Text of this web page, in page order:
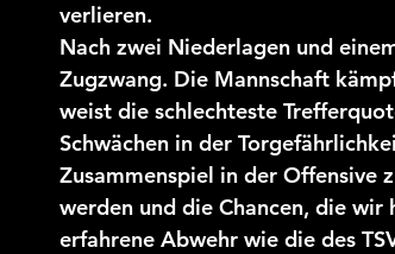
JSG D-Jugend
verlieren.
Nach zwei Niederlagen und
Zugzwang. Die Mannschaft
weist die schlechteste
Schwächen in der
Zusammenspiel in der Offensive
werden und die Chancen, die wir
erfahrene Abwehr wie die des